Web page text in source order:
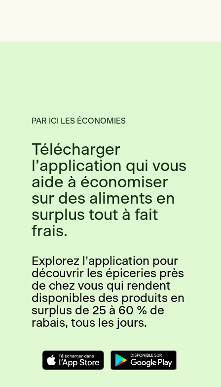
PAR ICI LES ÉCONOMIES
Télécharger
l’application qui vous
aide à économiser
sur des aliments en
surplus tout à fait
frais.
Explorez l’application pour
découvrir les épiceries près
de chez vous qui rendent
disponibles des produits en
surplus de 25 à 60 % de
rabais, tous les jours.